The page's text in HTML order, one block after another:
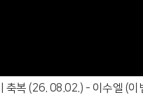
축복 (26. 08.02.) - 이수엘 (